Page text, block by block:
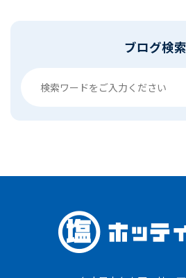
ブログ検索